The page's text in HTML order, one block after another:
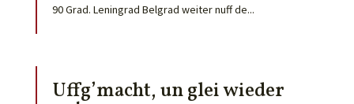
90 Grad. Leningrad Belgrad weiter nuff de...
Uffg’macht, un glei wieder